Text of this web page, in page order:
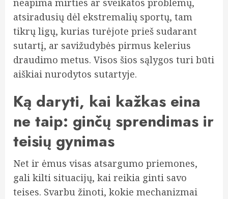
atsiradusių dėl ekstremalių sportų, tam
tikrų ligų, kurias turėjote prieš sudarant
sutartį, ar savižudybės pirmus kelerius
draudimo metus. Visos šios sąlygos turi būti
aiškiai nurodytos sutartyje.
Ką daryti, kai kažkas eina
ne taip: ginčų sprendimas ir
teisių gynimas
Net ir ėmus visas atsargumo priemones,
gali kilti situacijų, kai reikia ginti savo
teises. Svarbu žinoti, kokie mechanizmai